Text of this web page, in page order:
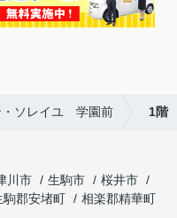
・ソレイユ 学園前 1階
川市 生駒市
桜井市
駒郡安堵町
相楽郡精華町